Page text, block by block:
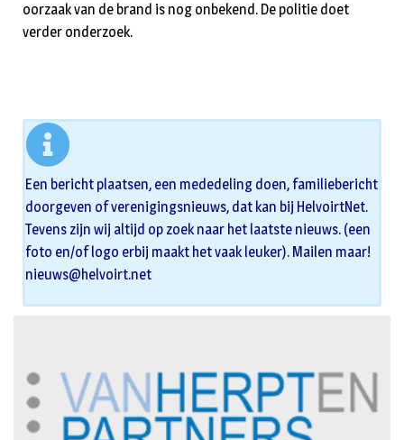
oorzaak van de brand is nog onbekend. De politie doet
verder onderzoek.
Een bericht plaatsen, een mededeling doen, familiebericht
doorgeven of verenigingsnieuws, dat kan bij HelvoirtNet.
Tevens zijn wij altijd op zoek naar het laatste nieuws. (een
foto en/of logo erbij maakt het vaak leuker). Mailen maar!
nieuws@helvoirt.net